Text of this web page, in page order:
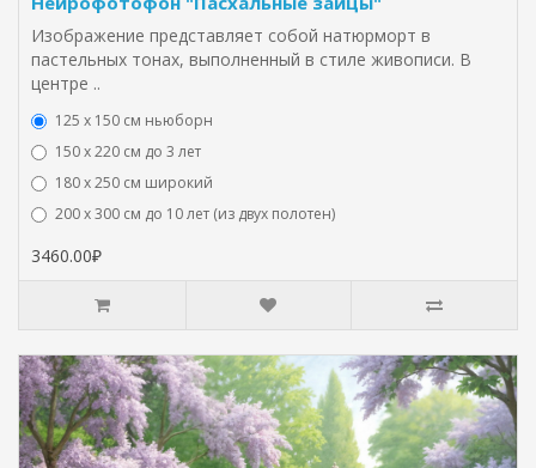
Изображение представляет собой натюрморт в
пастельных тонах, выполненный в стиле живописи. В
центре ..
125 x 150 см ньюборн
150 х 220 см до 3 лет
180 х 250 см широкий
200 х 300 см до 10 лет (из двух полотен)
3460.00₽